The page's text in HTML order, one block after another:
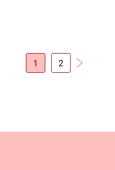
1 2